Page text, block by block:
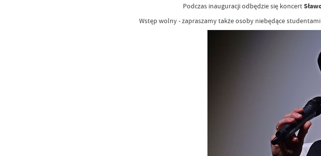
Podczas inauguracji odbędzie się koncert
Wstęp wolny - zapraszamy także osoby niebędące